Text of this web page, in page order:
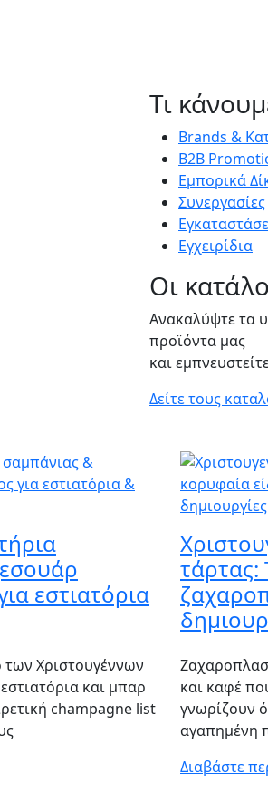
Τι
Brands &
Β2Β
Εμπορικά
Συνεργασίες
Eγχειρίδια
Οι
Ανακαλύψτε τα
προϊόντα μας
και
Δείτε τους
εστιατόρια
των Χριστουγέννων
και μπαρ
champagne list
τάρτας:
και καφέ
γνωρίζουν
αγαπημένη
Διαβάστε